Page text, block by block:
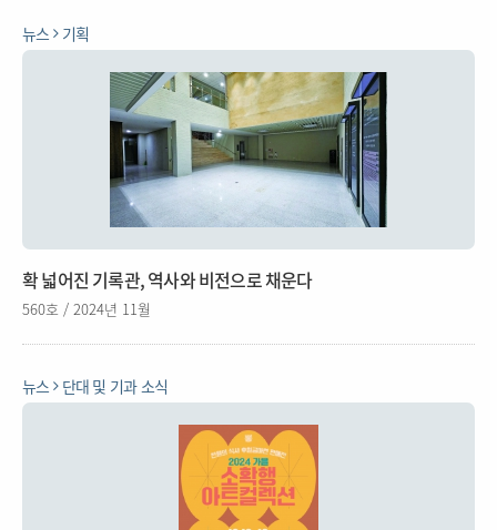
뉴스 기획
확 넓어진 기록관, 역사와 비전으로 채운다
560호 / 2024년 11월
뉴스 단대 및 기과 소식